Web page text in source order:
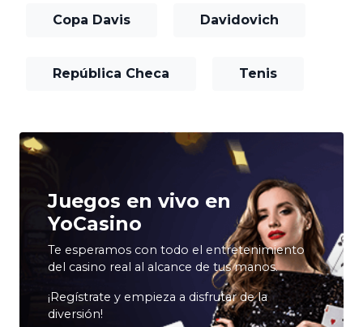
Copa Davis Davidovich
República Checa Tenis
Juegos en vivo en
YoCasino
Te esperamos con todo el entretenimiento
del casino real al alcance de tus manos.
¡Regístrate y empieza a disfrutar de la
diversión!